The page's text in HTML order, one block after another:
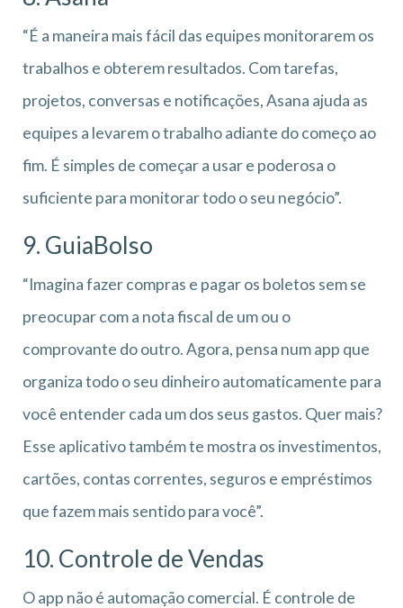
“É a maneira mais fácil das equipes monitorarem os
trabalhos e obterem resultados. Com tarefas,
projetos, conversas e notificações, Asana ajuda as
equipes a levarem o trabalho adiante do começo ao
fim. É simples de começar a usar e poderosa o
suficiente para monitorar todo o seu negócio”.
9. GuiaBolso
“Imagina fazer compras e pagar os boletos sem se
preocupar com a nota fiscal de um ou o
comprovante do outro. Agora, pensa num app que
organiza todo o seu dinheiro automaticamente para
você entender cada um dos seus gastos. Quer mais?
Esse aplicativo também te mostra os investimentos,
cartões, contas correntes, seguros e empréstimos
que fazem mais sentido para você”.
10. Controle de Vendas
O app não é automação comercial. É controle de